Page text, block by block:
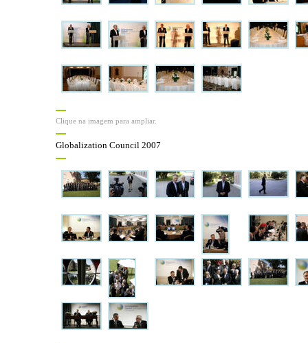
Clique na imagem para ampliar.
Globalization Council 2007